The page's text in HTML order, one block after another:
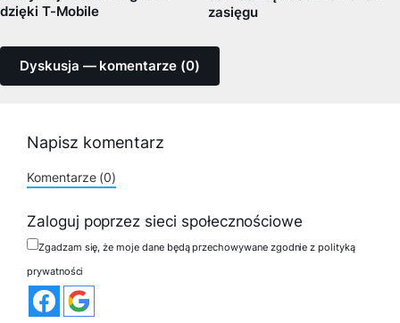
dzięki T-Mobile
zasięgu
Dyskusja — komentarze (0)
Napisz komentarz
Komentarze (0)
Zaloguj poprzez sieci społecznościowe
Zgadzam się, że moje dane będą przechowywane zgodnie z polityką
prywatności